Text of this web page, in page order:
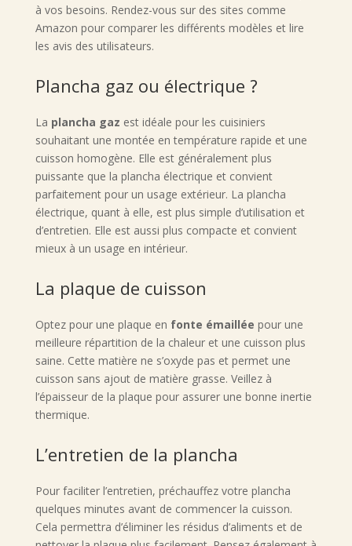
à vos besoins. Rendez-vous sur des sites comme
Amazon pour comparer les différents modèles et lire
les avis des utilisateurs.
Plancha gaz ou électrique ?
La plancha gaz est idéale pour les cuisiniers
souhaitant une montée en température rapide et une
cuisson homogène. Elle est généralement plus
puissante que la plancha électrique et convient
parfaitement pour un usage extérieur. La plancha
électrique, quant à elle, est plus simple d’utilisation et
d’entretien. Elle est aussi plus compacte et convient
mieux à un usage en intérieur.
La plaque de cuisson
Optez pour une plaque en fonte émaillée pour une
meilleure répartition de la chaleur et une cuisson plus
saine. Cette matière ne s’oxyde pas et permet une
cuisson sans ajout de matière grasse. Veillez à
l’épaisseur de la plaque pour assurer une bonne inertie
thermique.
L’entretien de la plancha
Pour faciliter l’entretien, préchauffez votre plancha
quelques minutes avant de commencer la cuisson.
Cela permettra d’éliminer les résidus d’aliments et de